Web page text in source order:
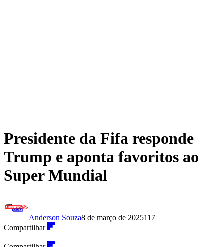
Presidente da Fifa responde
Trump e aponta favoritos ao
Super Mundial
Anderson Souza8 de março de 2025117
Compartilhar